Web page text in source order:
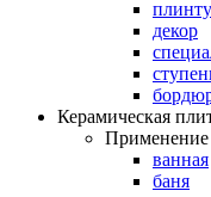
декор
Керамическая
Применение
ванная
баня